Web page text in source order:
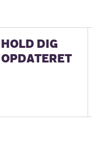
HOLD DIG
OPDATERET